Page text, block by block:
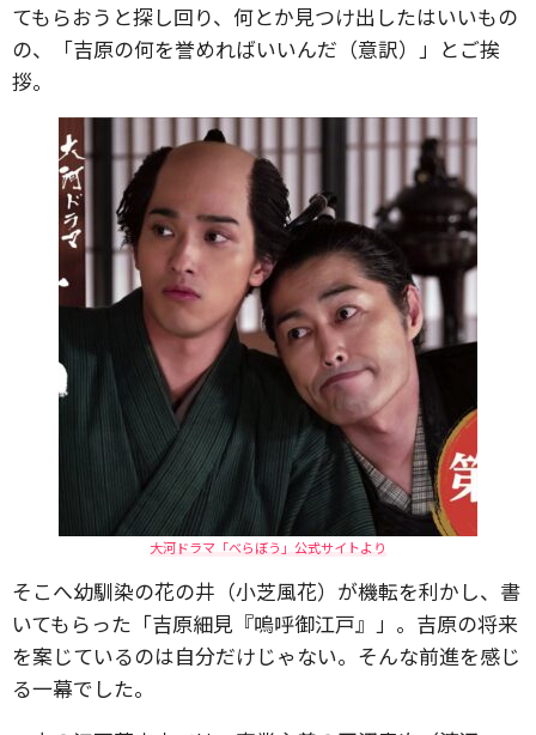
てもらおうと探し回り、何とか見つけ出したはいいもの
の、「吉原の何を誉めればいいんだ（意訳）」とご挨
拶。
大河ドラマ「べらぼう」公式サイトより
そこへ幼馴染の花の井（小芝風花）が機転を利かし、書
いてもらった「吉原細見『嗚呼御江戸』」。吉原の将来
を案じているのは自分だけじゃない。そんな前進を感じ
る一幕でした。